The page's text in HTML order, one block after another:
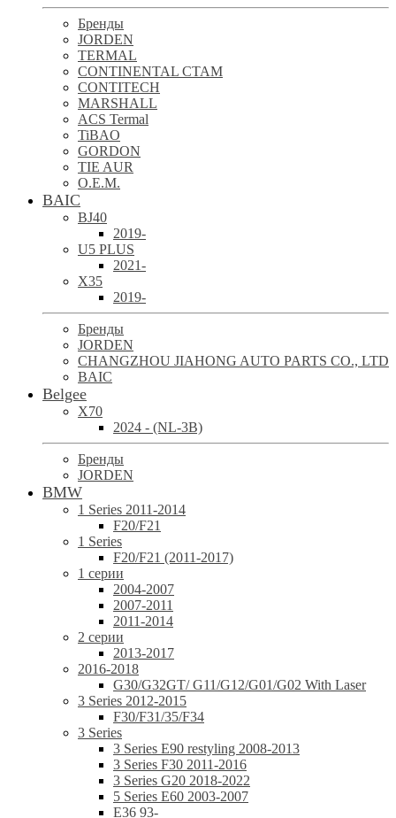
Бренды
JORDEN
TERMAL
CONTINENTAL CTAM
CONTITECH
MARSHALL
ACS Termal
TiBAO
GORDON
TIE AUR
O.E.M.
BAIC
BJ40
2019-
U5 PLUS
2021-
X35
2019-
Бренды
JORDEN
CHANGZHOU JIAHONG AUTO PARTS CO., LTD
BAIC
Belgee
X70
2024 - (NL-3B)
Бренды
JORDEN
BMW
1 Series 2011-2014
F20/F21
1 Series
F20/F21 (2011-2017)
1 серии
2004-2007
2007-2011
2011-2014
2 серии
2013-2017
2016-2018
G30/G32GT/ G11/G12/G01/G02 With Laser
3 Series 2012-2015
F30/F31/35/F34
3 Series
3 Series E90 restyling 2008-2013
3 Series F30 2011-2016
3 Series G20 2018-2022
5 Series E60 2003-2007
E36 93-